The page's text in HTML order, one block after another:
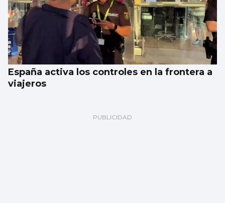
España activa los controles en la frontera a
viajeros